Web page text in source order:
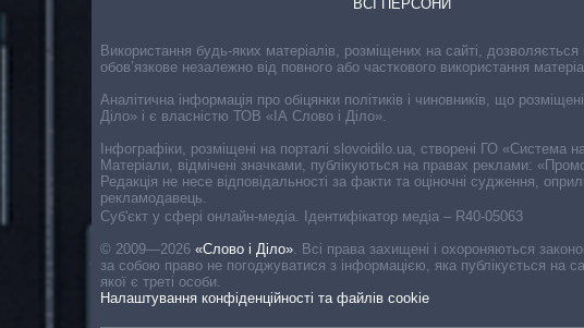
ВСІ ПЕРСОНИ
Cуб'єкт у сфері онлайн-медіа. Ідентифікатор медіа – R40-05063
© 2009—2026 «Слово і Діло». Всі права захищені і охороняються
за собою право не погоджуватися з інформацією, яка публікується на
якої є треті особи.
Налаштування конфіденційності та файлів cookie
Використання будь-яких матеріалів, розміщених на сайті,
обов’язкове незалежно від повного або часткового використання
Аналітична інформація про обіцянки політиків і чиновників, що
Діло» і є власністю ТОВ «ІА Слово і Діло».
Інфографіки, розміщені на порталі slovoidilo.ua, створені ГО
Матеріали, відмічені значками, публікуються на правах реклами:
Редакція не несе відповідальності за факти та оціночні судження,
рекламодавець.